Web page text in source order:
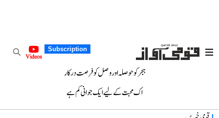
Subscription
Videos
ہجر کو حوصلہ اور وصل کو فرصت درکار
اک محبت کے لیے ایک جوانی کم ہے